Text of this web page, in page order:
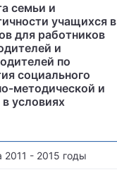
семьи и
учащихся в
для работников
и
по
социального
методической и
условиях
2011 - 2015 годы